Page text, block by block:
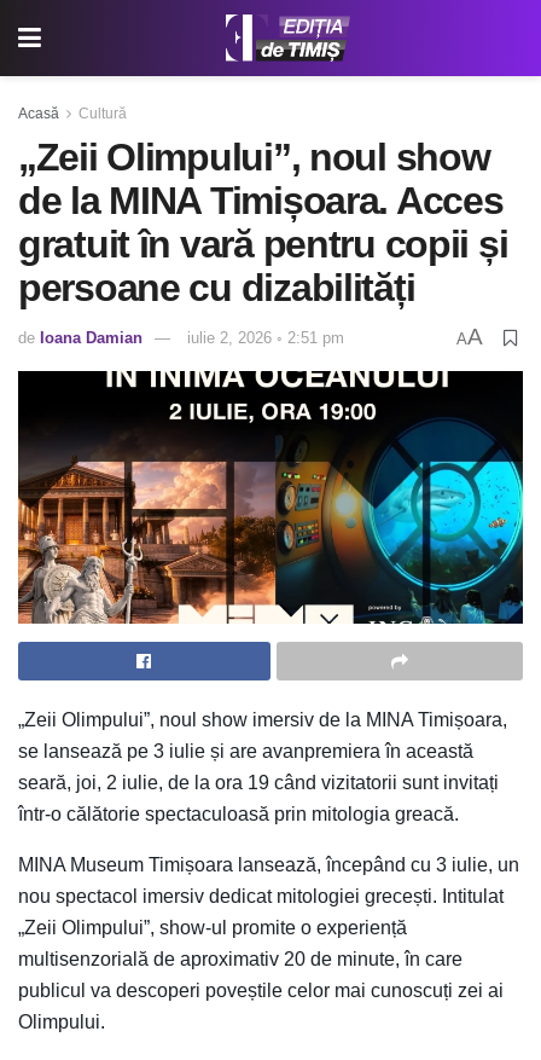
Acasă Cultură
„Zeii Olimpului”, noul show
de la MINA Timișoara. Acces
gratuit în vară pentru copii și
persoane cu dizabilități
de Ioana Damian iulie 2, 2026 ◦ 2:51 pm AA
„Zeii Olimpului”, noul show imersiv de la MINA Timișoara,
se lansează pe 3 iulie și are avanpremiera în această
seară, joi, 2 iulie, de la ora 19 când vizitatorii sunt invitați
într-o călătorie spectaculoasă prin mitologia greacă.
MINA Museum Timișoara lansează, începând cu 3 iulie, un
nou spectacol imersiv dedicat mitologiei grecești. Intitulat
„Zeii Olimpului”, show-ul promite o experiență
multisenzorială de aproximativ 20 de minute, în care
publicul va descoperi poveștile celor mai cunoscuți zei ai
Olimpului.